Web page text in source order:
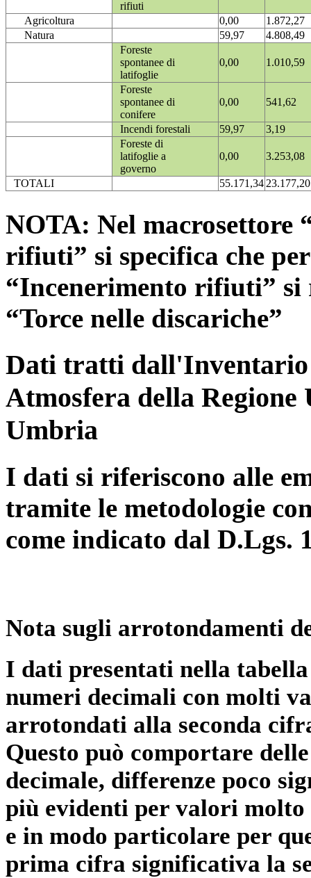
rifiuti
Agricoltura
0,00
1.872,27
Natura
59,97
4.808,49
Foreste
spontanee di
latifoglie
0,00 1.010,59
Foreste
spontanee di
conifere
0,00 541,62
Incendi forestali 59,97
3,19
Foreste di
latifoglie a
governo
0,00 3.253,08
TOTALI 55.171,3423.177,20
NOTA: Nel macrosettore
rifiuti” si specifica che
“Incenerimento rifiuti”
“Torce nelle discariche”
Dati tratti dall'Inventario
Atmosfera della
Umbria
I dati si riferiscono alle
tramite le metodologie
come indicato dal D.Lgs.
Nota sugli arrotondamenti
I dati presentati nella
numeri decimali con molti
arrotondati alla seconda
Questo può comportare
decimale, differenze poco
più evidenti per valori
e in modo particolare per
prima cifra significativa la